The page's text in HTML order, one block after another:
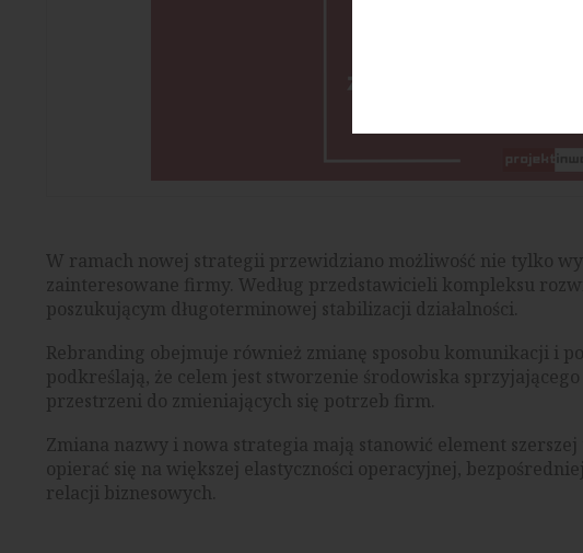
W ramach nowej strategii przewidziano możliwość nie tylko
zainteresowane firmy. Według przedstawicieli kompleksu
poszukującym długoterminowej stabilizacji działalności.
Rebranding obejmuje również zmianę sposobu komunikacji i
podkreślają, że celem jest stworzenie środowiska
przestrzeni do zmieniających się potrzeb firm.
Zmiana nazwy i nowa strategia mają stanowić element
opierać się na większej elastyczności operacyjnej,
relacji biznesowych.